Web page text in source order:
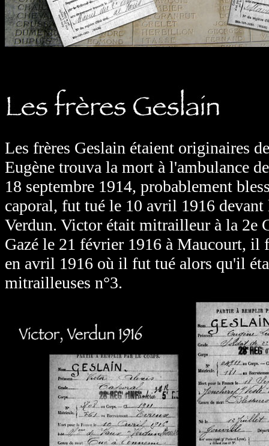
Les frères Geslain étaient originaires
Eugène trouva la mort à l'ambulance
18 septembre 1914, probablement
caporal, fut tué le 10 avril 1916 devant
Verdun. Victor était mitrailleur à la 2e
Gazé le 21 février 1916 à Maucourt, il
en avril 1916 où il fut tué alors qu'il
mitrailleuses n°3.